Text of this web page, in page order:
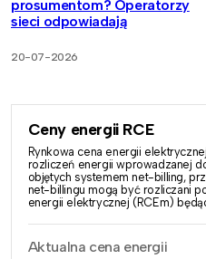
prosumentom? Operatorzy
sieci odpowiadają
20-07-2026
Ceny energii RCE
Rynkowa cena energii
rozliczeń energii wprowadzanej
objętych systemem net-billing,
net-billingu mogą być rozliczani
energii elektrycznej (RCEm)
Aktualna cena energii